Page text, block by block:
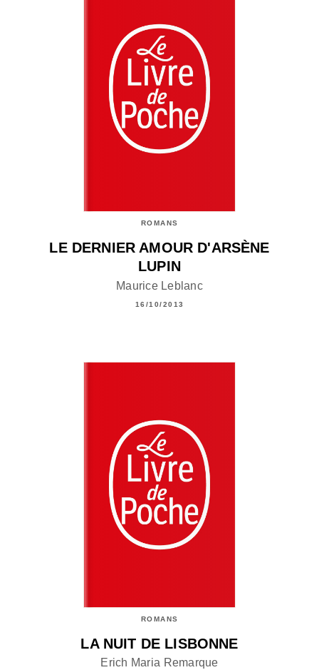
ROMANS
LE DERNIER AMOUR D'ARSÈNE
LUPIN
Maurice Leblanc
16/10/2013
ROMANS
LA NUIT DE LISBONNE
Erich Maria Remarque